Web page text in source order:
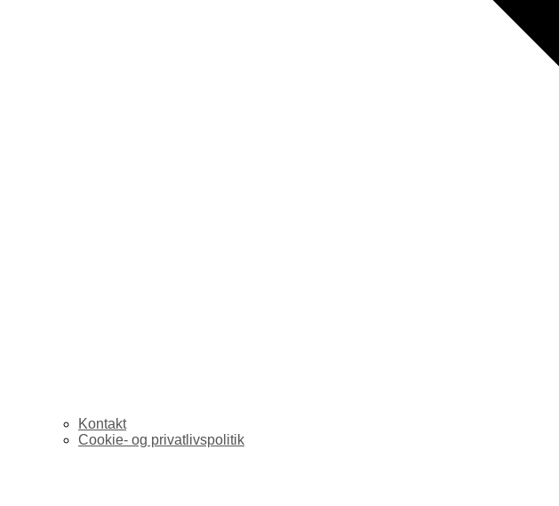
Kontakt
Cookie- og privatlivspolitik